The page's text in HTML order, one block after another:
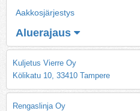
Aakkosjärjestys
Aluerajaus
Kuljetus Vierre Oy
Kölikatu 10, 33410 Tampere
Rengaslinja Oy